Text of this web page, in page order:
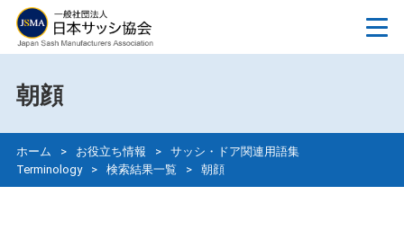
朝顔
ホーム > お役立ち情報 >
サッシ・ドア関連用語集
Terminology
> 検索結果一覧 > 朝顔